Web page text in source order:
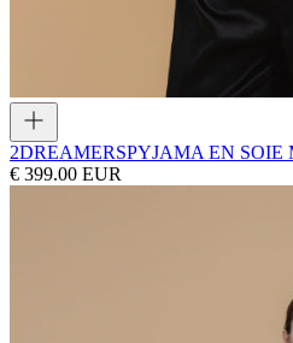
2DREAMERSPYJAMA EN SOIE
€ 399.00 EUR